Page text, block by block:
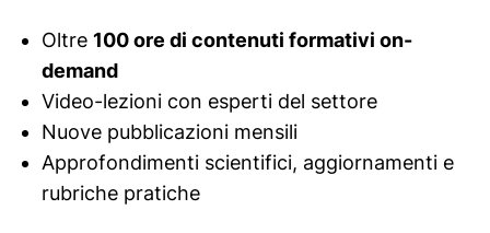
Oltre 100 ore di contenuti formativi on-
demand
Video-lezioni con esperti del settore
Nuove pubblicazioni mensili
Approfondimenti scientifici, aggiornamenti e
rubriche pratiche